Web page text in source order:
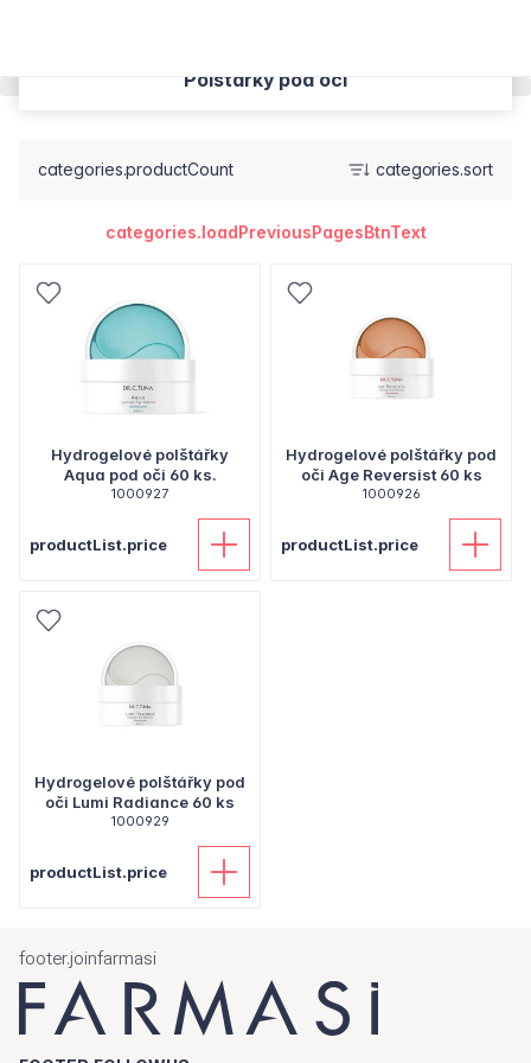
Polštářky pod oči
categories.productCount categories.sort
categories.loadPreviousPagesBtnText
Hydrogelové polštářky
Aqua pod oči 60 ks.
1000927
productList.price
Hydrogelové polštářky pod
oči Age Reversist 60 ks
1000926
productList.price
Hydrogelové polštářky pod
oči Lumi Radiance 60 ks
1000929
productList.price
footer.joinfarmasi